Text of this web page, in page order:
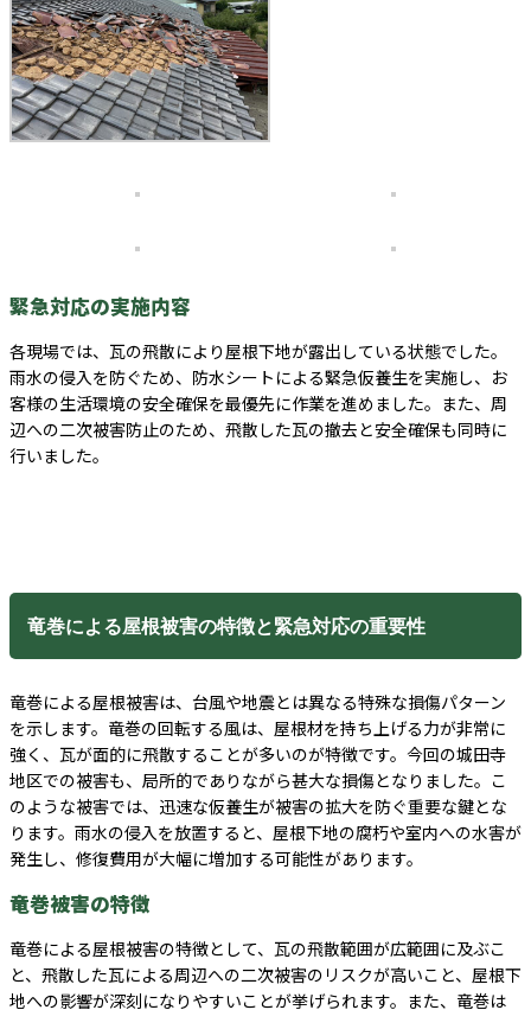
緊急対応の実施内容
各現場では、瓦の飛散により屋根下地が露出している状態でした。
雨水の侵入を防ぐため、防水シートによる緊急仮養生を実施し、お
客様の生活環境の安全確保を最優先に作業を進めました。また、周
辺への二次被害防止のため、飛散した瓦の撤去と安全確保も同時に
行いました。
竜巻による屋根被害の特徴と緊急対応の重要性
竜巻による屋根被害は、台風や地震とは異なる特殊な損傷パターン
を示します。竜巻の回転する風は、屋根材を持ち上げる力が非常に
強く、瓦が面的に飛散することが多いのが特徴です。今回の城田寺
地区での被害も、局所的でありながら甚大な損傷となりました。こ
のような被害では、迅速な仮養生が被害の拡大を防ぐ重要な鍵とな
ります。雨水の侵入を放置すると、屋根下地の腐朽や室内への水害が
発生し、修復費用が大幅に増加する可能性があります。
竜巻被害の特徴
竜巻による屋根被害の特徴として、瓦の飛散範囲が広範囲に及ぶこ
と、飛散した瓦による周辺への二次被害のリスクが高いこと、屋根下
地への影響が深刻になりやすいことが挙げられます。また、竜巻は